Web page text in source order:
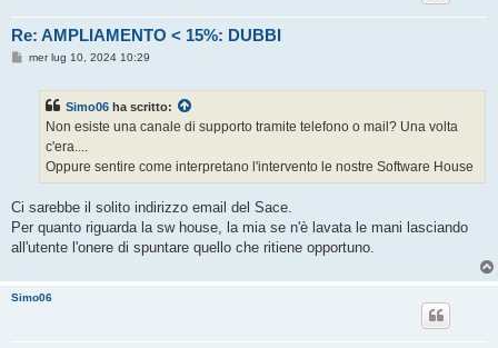
Re: AMPLIAMENTO < 15%: DUBBI
Mmer lug 10, 2024 10:29
Simo06 ha scritto:
Non esiste una canale di supporto tramite telefono o mail? Una volta
c'era....
Oppure sentire come interpretano l'intervento le nostre Software House
Ci sarebbe il solito indirizzo email del Sace.
Per quanto riguarda la sw house, la mia se n'è lavata le mani lasciando
all'utente l'onere di spuntare quello che ritiene opportuno.
Simo06